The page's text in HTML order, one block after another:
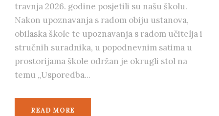
travnja 2026. godine posjetili su našu školu.
Nakon upoznavanja s radom obiju ustanova,
obilaska škole te upoznavanja s radom učitelja i
stručnih suradnika, u popodnevnim satima u
prostorijama škole održan je okrugli stol na
temu „Usporedba...
READ MORE